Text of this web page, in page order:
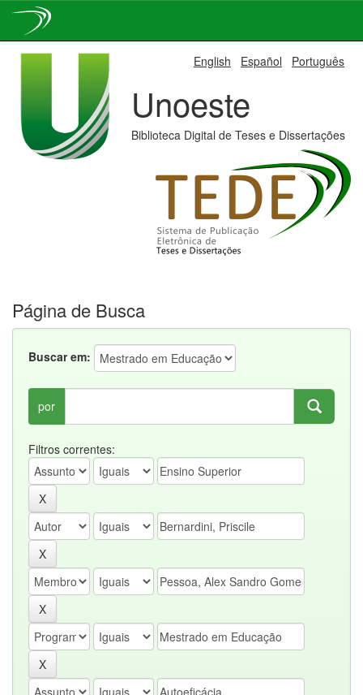
English Español Português
Unoeste
Biblioteca Digital de Teses e Dissertações
Página de Busca
Buscar em:
por
Filtros correntes: